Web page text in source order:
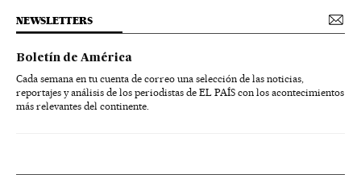
NEWSLETTERS
Boletín de América
Cada semana en tu cuenta de correo una selección de las noticias,
reportajes y análisis de los periodistas de EL PAÍS con los acontecimientos
más relevantes del continente.